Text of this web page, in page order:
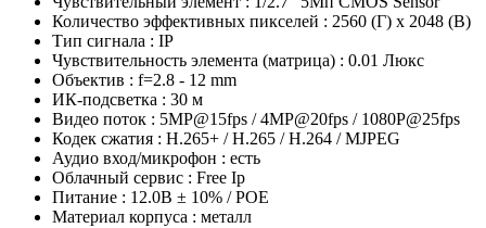
Количество эффективных пикселей : 2560 (Г) х 2048 (В)
Тип сигнала : IP
Чувствительность элемента (матрица) : 0.01 Люкс
Объектив : f=2.8 - 12 mm
ИК-подсветка : 30 м
Видео поток : 5MP@15fps / 4MP@20fps / 1080P@25fps
Кодек сжатия : H.265+ / H.265 / H.264 / MJPEG
Аудио вход/микрофон : есть
Облачный сервис : Free Ip
Питание : 12.0В ± 10% / POE
Материал корпуса : металл